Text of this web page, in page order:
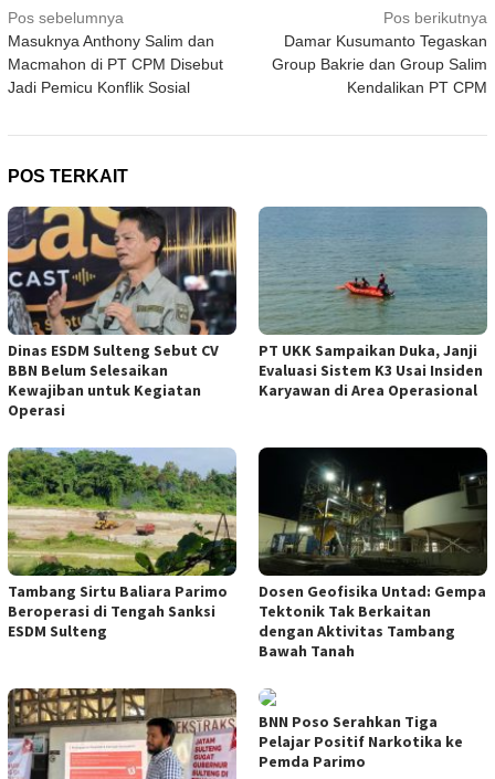
Navigasi
pos
Pos sebelumnya
Masuknya Anthony Salim dan
Macmahon di PT CPM Disebut
Jadi Pemicu Konflik Sosial
Pos berikutnya
Damar Kusumanto Tegaskan
Group Bakrie dan Group Salim
Kendalikan PT CPM
POS TERKAIT
Dinas ESDM Sulteng Sebut CV
BBN Belum Selesaikan
Kewajiban untuk Kegiatan
Operasi
PT UKK Sampaikan Duka, Janji
Evaluasi Sistem K3 Usai Insiden
Karyawan di Area Operasional
Tambang Sirtu Baliara Parimo
Beroperasi di Tengah Sanksi
ESDM Sulteng
Dosen Geofisika Untad: Gempa
Tektonik Tak Berkaitan
dengan Aktivitas Tambang
Bawah Tanah
BNN Poso Serahkan Tiga
Pelajar Positif Narkotika ke
Pemda Parimo